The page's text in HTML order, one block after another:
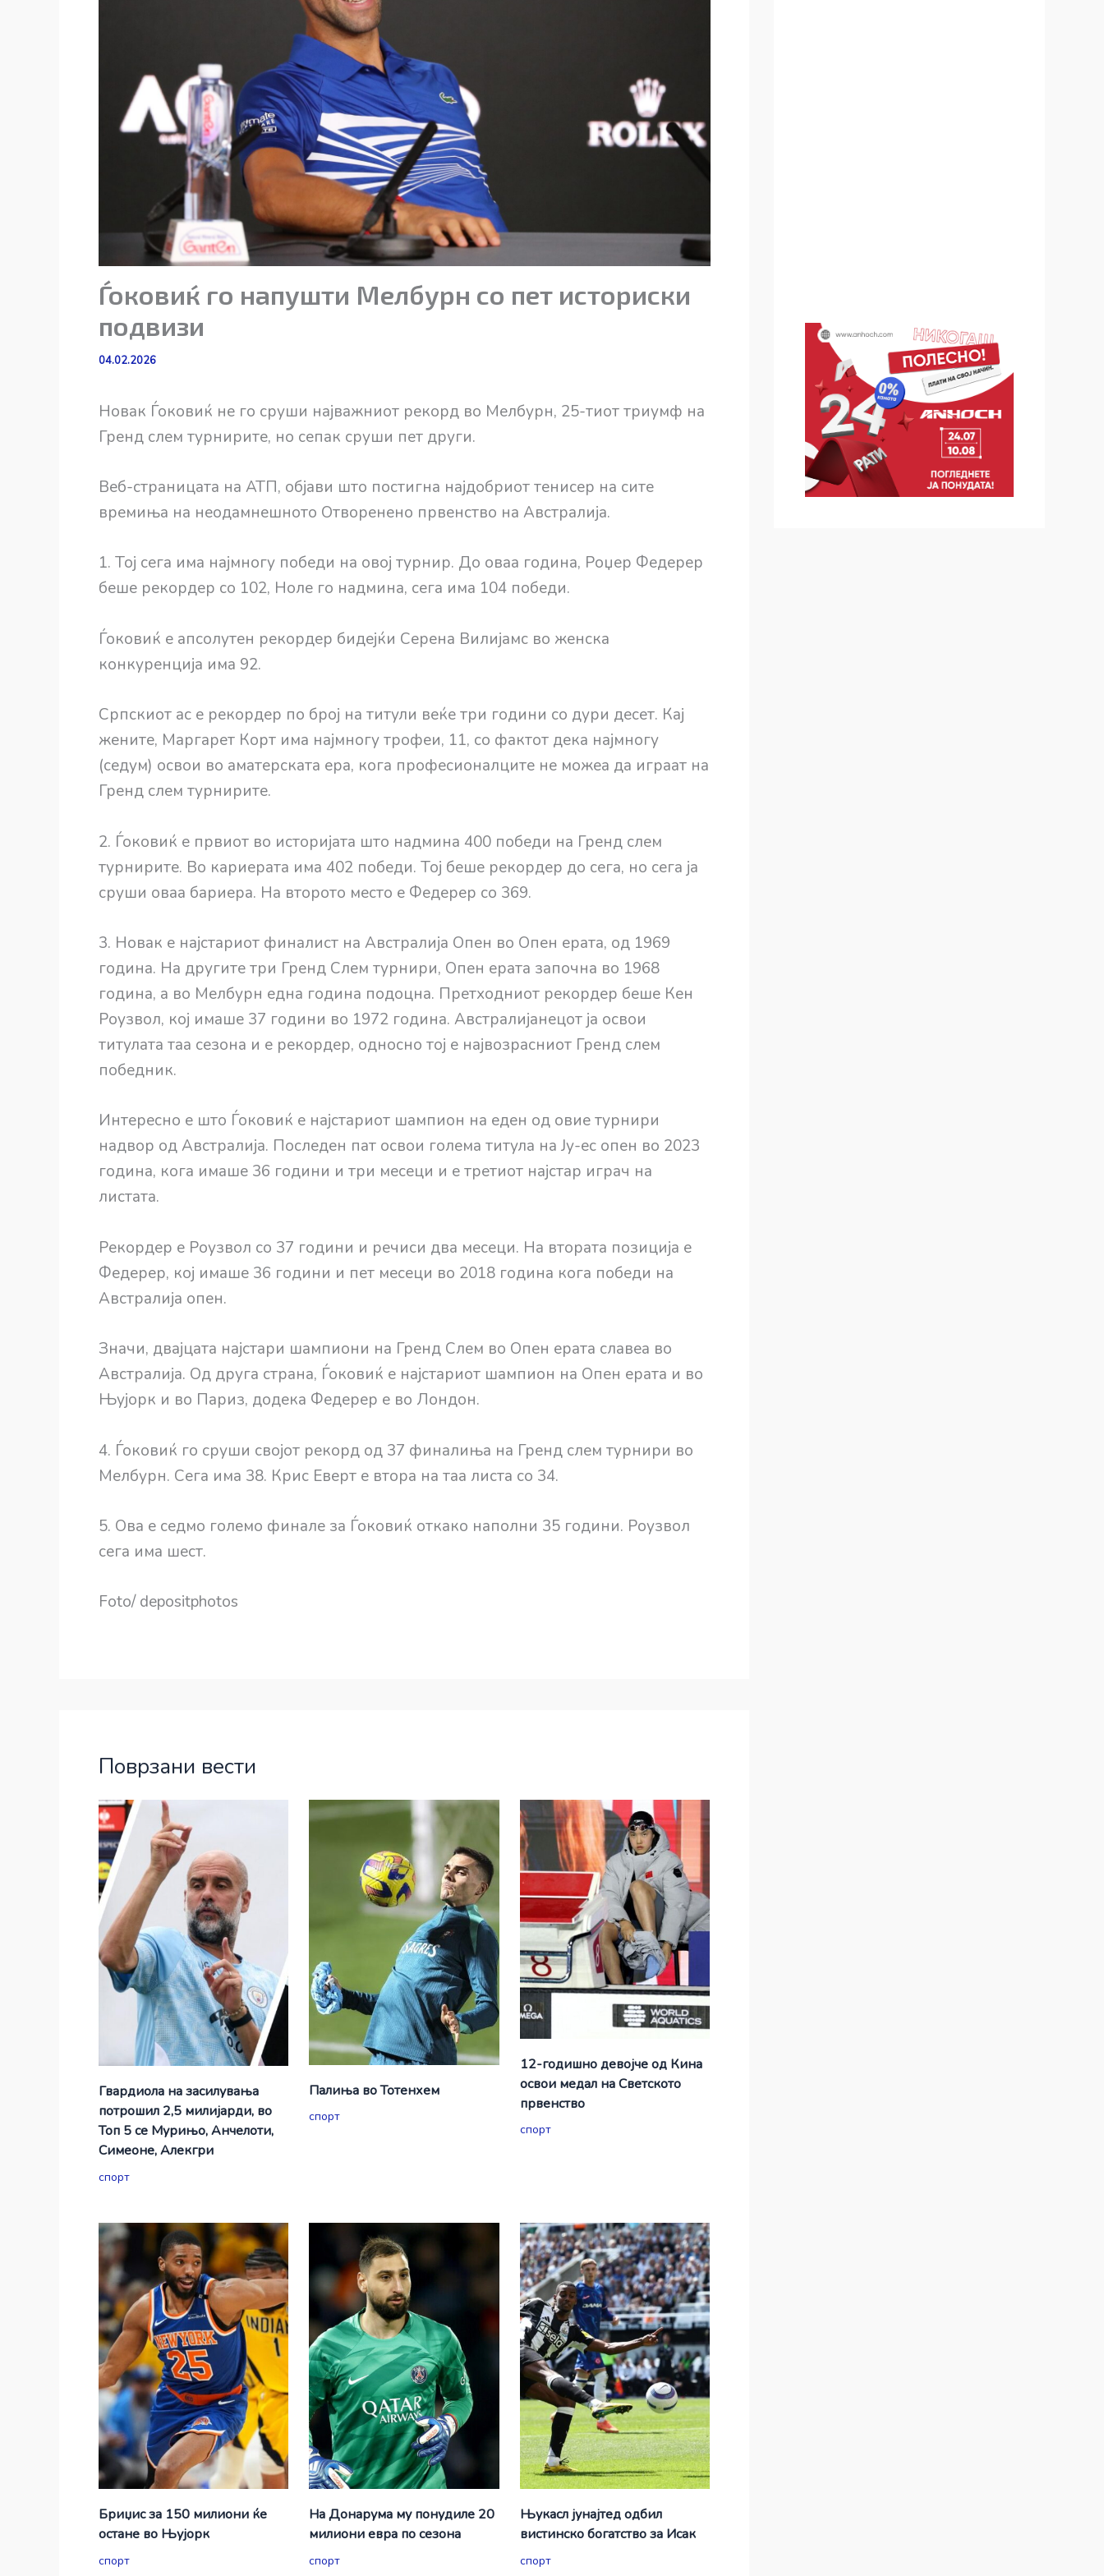
Ѓоковиќ го напушти Мелбурн со пет историски
подвизи
04.02.2026
Новак Ѓоковиќ не го сруши најважниот рекорд во Мелбурн, 25-тиот триумф на
Гренд слем турнирите, но сепак сруши пет други.
Веб-страницата на АТП, објави што постигна најдобриот тенисер на сите
времиња на неодамнешното Отворенено првенство на Австралија.
1. Тој сега има најмногу победи на овој турнир. До оваа година, Роџер Федерер
беше рекордер со 102, Ноле го надмина, сега има 104 победи.
Ѓоковиќ е апсолутен рекордер бидејќи Серена Вилијамс во женска
конкуренција има 92.
Српскиот ас е рекордер по број на титули веќе три години со дури десет. Кај
жените, Маргарет Корт има најмногу трофеи, 11, со фактот дека најмногу
(седум) освои во аматерската ера, кога професионалците не можеа да играат на
Гренд слем турнирите.
2. Ѓоковиќ е првиот во историјата што надмина 400 победи на Гренд слем
турнирите. Во кариерата има 402 победи. Тој беше рекордер до сега, но сега ја
сруши оваа бариера. На второто место е Федерер со 369.
3. Новак е најстариот финалист на Австралија Опен во Опен ерата, од 1969
година. На другите три Гренд Слем турнири, Опен ерата започна во 1968
година, а во Мелбурн една година подоцна. Претходниот рекордер беше Кен
Роузвол, кој имаше 37 години во 1972 година. Австралијанецот ја освои
титулата таа сезона и е рекордер, односно тој е највозрасниот Гренд слем
победник.
Интересно е што Ѓоковиќ е најстариот шампион на еден од овие турнири
надвор од Австралија. Последен пат освои голема титула на Ју-ес опен во 2023
година, кога имаше 36 години и три месеци и е третиот најстар играч на
листата.
Рекордер е Роузвол со 37 години и речиси два месеци. На втората позиција е
Федерер, кој имаше 36 години и пет месеци во 2018 година кога победи на
Австралија опен.
Значи, двајцата најстари шампиони на Гренд Слем во Опен ерата славеа во
Австралија. Од друга страна, Ѓоковиќ е најстариот шампион на Опен ерата и во
Њујорк и во Париз, додека Федерер е во Лондон.
4. Ѓоковиќ го сруши својот рекорд од 37 финалиња на Гренд слем турнири во
Мелбурн. Сега има 38. Крис Еверт е втора на таа листа со 34.
5. Ова е седмо големо финале за Ѓоковиќ откако наполни 35 години. Роузвол
сега има шест.
Foto/ depositphotos
Поврзани вести
Гвардиола на засилувања
потрошил 2,5 милијарди, во
Топ 5 се Мурињо, Анчелоти,
Симеоне, Алекгри
спорт
Палиња во Тотенхем
спорт
12-годишно девојче од Кина
освои медал на Светското
првенство
спорт
Бриџис за 150 милиони ќе
остане во Њујорк
спорт
На Донарума му понудиле 20
милиони евра по сезона
спорт
Њукасл јунајтед одбил
вистинско богатство за Исак
спорт